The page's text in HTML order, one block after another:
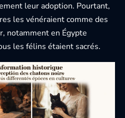
leur adoption. Pourtant,
les vénéraient comme des
notamment en Égypte
les félins étaient sacrés.